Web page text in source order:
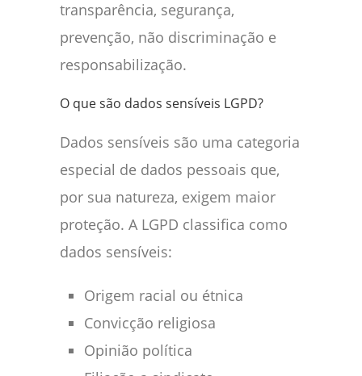
transparência, segurança,
prevenção, não discriminação e
responsabilização.
O que são dados sensíveis LGPD?
Dados sensíveis são uma categoria
especial de dados pessoais que,
por sua natureza, exigem maior
proteção. A LGPD classifica como
dados sensíveis:
Origem racial ou étnica
Convicção religiosa
Opinião política